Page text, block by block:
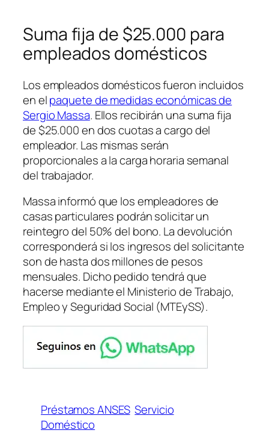
Suma fija de $25.000 para
empleados domésticos
Los empleados domésticos fueron incluidos
en elpaquete de medidas económicas de
Sergio Massa. Ellos recibirán una suma fija
de $25.000 en dos cuotas a cargo del
empleador. Las mismas serán
proporcionales a la carga horaria semanal
del trabajador.
Massa informó que los empleadores de
casas particulares podrán solicitar un
reintegro del 50% del bono. La devolución
corresponderá si los ingresos del solicitante
son de hasta dos millones de pesos
mensuales. Dicho pedido tendrá que
hacerse mediante el Ministerio de Trabajo,
Empleo y Seguridad Social (MTEySS).
Préstamos ANSES Servicio
Doméstico